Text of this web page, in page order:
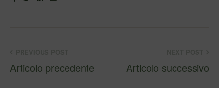
Articolo precedente Articolo successivo